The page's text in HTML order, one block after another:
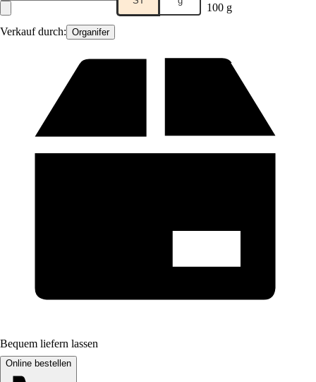
Verkauf durch: Organifer
100 g
Bequem liefern lassen
Online bestellen